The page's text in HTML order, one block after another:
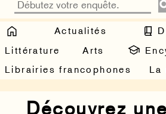
Actualités
Littérature
Arts
Librairies francophones
La
Découvrez